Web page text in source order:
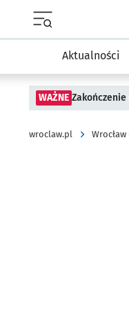
Aktualności
WAŻNE
wroclaw.pl